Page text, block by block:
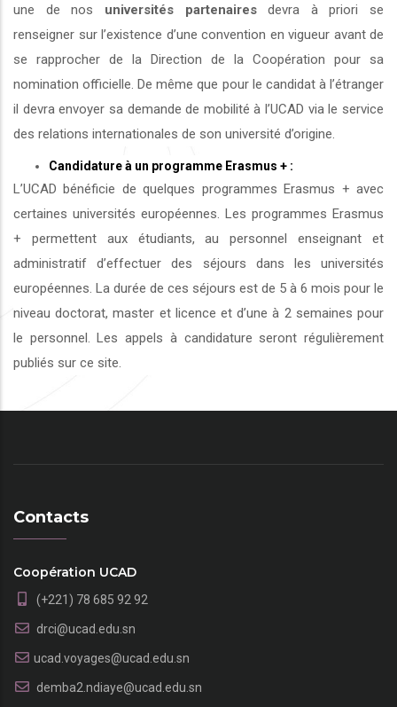
une de nos universités partenairesdevra à priori se
renseigner sur l’existence d’une convention en vigueur avant de
se rapprocher de la Direction de la Coopération pour sa
nomination officielle. De même que pour le candidat à l’étranger
il devra envoyer sa demande de mobilité à l’UCAD via le service
des relations internationales de son université d’origine.
Candidature à un programme Erasmus + :
L’UCAD bénéficie de quelques programmes Erasmus + avec
certaines universités européennes. Les programmes Erasmus
+ permettent aux étudiants, au personnel enseignant et
administratif d’effectuer des séjours dans les universités
européennes. La durée de ces séjours est de 5 à 6 mois pour le
niveau doctorat, master et licence et d’une à 2 semaines pour
le personnel. Les appels à candidature seront régulièrement
publiés sur ce site.
Contacts
Coopération UCAD
(+221) 78 685 92 92
drci@ucad.edu.sn
ucad.voyages@ucad.edu.sn
demba2.ndiaye@ucad.edu.sn